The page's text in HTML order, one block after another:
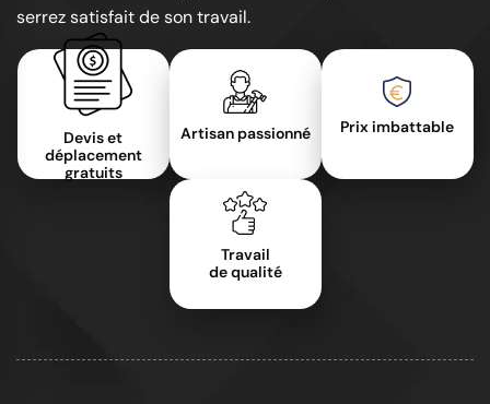
serrez satisfait de son travail.
Devis et
déplacement
gratuits
Artisan passionné Prix imbattable
Travail
de qualité